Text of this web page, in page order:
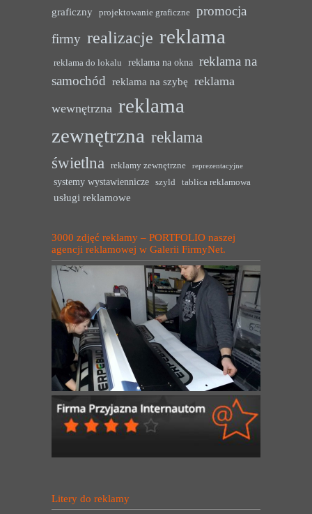
graficzny
projektowanie graficzne
promocja
firmy realizacje reklama
reklama do lokalu reklama na okna reklama na
samochód reklama na szybę reklama
wewnętrzna reklama
zewnętrzna reklama
świetlna
reklamy zewnętrzne reprezentacyjne
systemy wystawiennicze szyld tablica reklamowa
usługi reklamowe
3000 zdjęć reklamy – PORTFOLIO naszej
agencji reklamowej w Galerii FirmyNet.
Litery do reklamy